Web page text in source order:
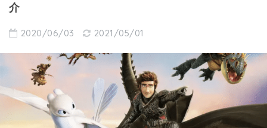
介
2020/06/03 2021/05/01